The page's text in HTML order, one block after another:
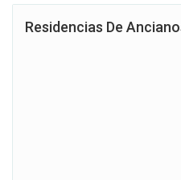
Residencias De